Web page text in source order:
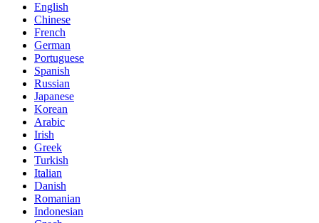
English
Chinese
French
German
Portuguese
Spanish
Russian
Japanese
Korean
Arabic
Irish
Greek
Turkish
Italian
Danish
Romanian
Indonesian